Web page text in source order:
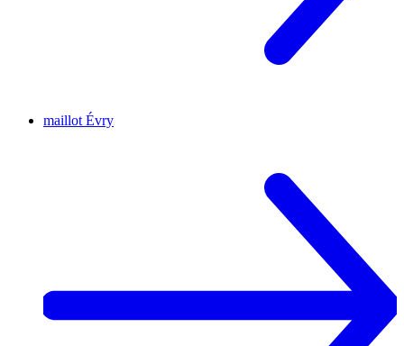
maillot Évry